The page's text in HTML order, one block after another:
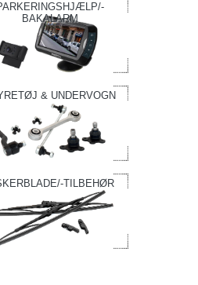
BAKALARM
& UNDERVOGN
TILBEHØR